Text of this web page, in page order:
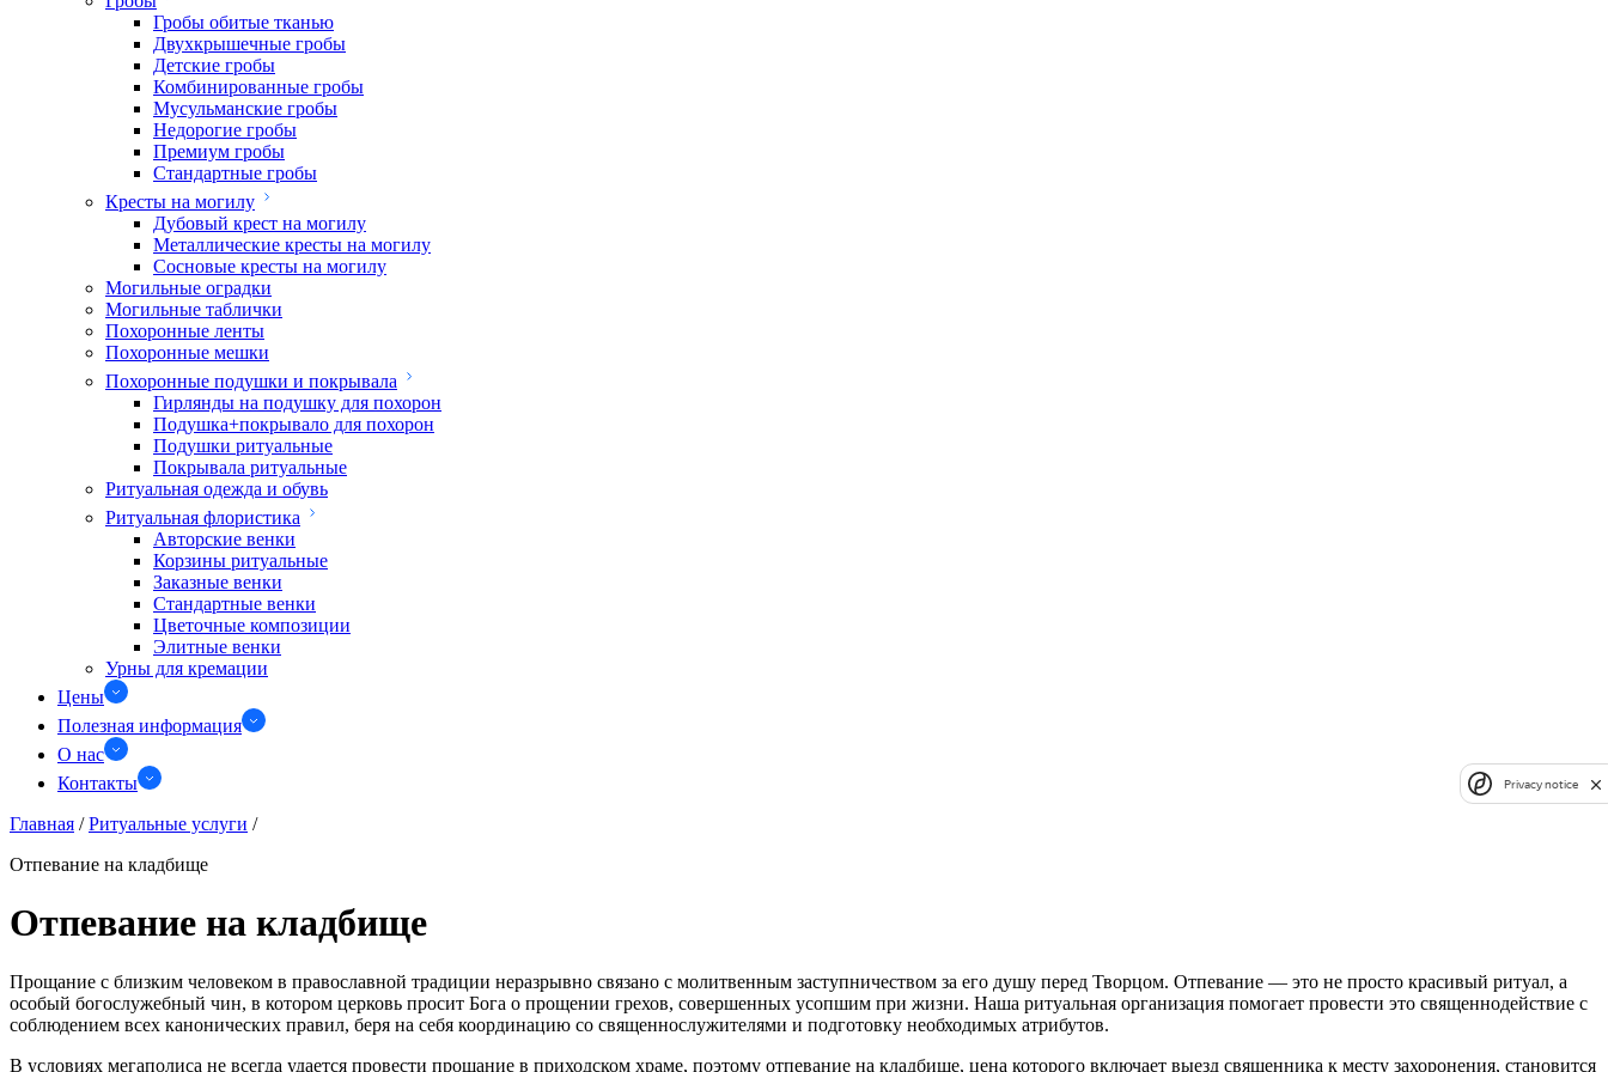
Гробы обитые тканью
Двухкрышечные гробы
Детские гробы
Комбинированные гробы
Мусульманские гробы
Недорогие гробы
Премиум гробы
Стандартные гробы
Кресты на могилу
Дубовый крест на могилу
Металлические кресты на могилу
Сосновые кресты на могилу
Могильные оградки
Могильные таблички
Похоронные ленты
Похоронные мешки
Похоронные подушки и покрывала
Гирлянды на подушку для похорон
Подушка+покрывало для похорон
Подушки ритуальные
Покрывала ритуальные
Ритуальная одежда и обувь
Ритуальная флористика
Авторские венки
Корзины ритуальные
Заказные венки
Стандартные венки
Цветочные композиции
Элитные венки
Урны для кремации
Цены
Полезная информация
О нас
Контакты
Главная / Ритуальные услуги /
Отпевание на кладбище
Отпевание на кладбище
Прощание с близким человеком в православной традиции неразрывно связано с молитвенным заступничеством за его душу перед Творцом. Отпевание — это не просто красивый ритуал, а
особый богослужебный чин, в котором церковь просит Бога о прощении грехов, совершенных усопшим при жизни. Наша ритуальная организация помогает провести это священнодействие с
соблюдением всех канонических правил, беря на себя координацию со священнослужителями и подготовку необходимых атрибутов.
В условиях мегаполиса не всегда удается провести прощание в приходском храме, поэтому отпевание на кладбище, цена которого включает выезд священника к месту захоронения, становится
Privacy notice